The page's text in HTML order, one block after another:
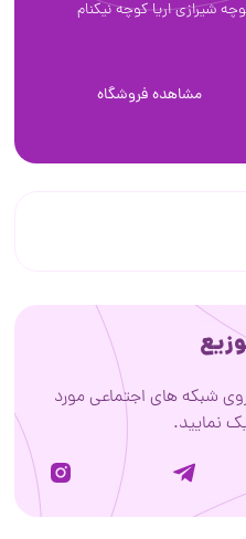
شیرازی اریا کوچه نیکنام
مشاهده فروشگاه
شبکه های اجتماعی مورد
نمایید.